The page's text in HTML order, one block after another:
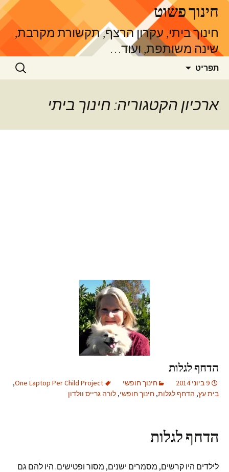
לדלג
לתוכןחינוך פשוט
חינוך ביתי, עקרון הרצף, תקשורת מקרבת,
שינה משותפת, ועוד…
תפריט חיפוש:
ארכיון הקטגוריה: חינוך ביתי
הדחף לגלות
9 ביוני 2014 חינוך חופשי One Laptop Per Child Project
,
בית עץ, הדחף לגלות, חינוך חופשי, לורה גרייס וולדון
הדחף לגלות
לילדים היו קרשים, מסמרים ישנים, מסור ופטישים. היו להם גם